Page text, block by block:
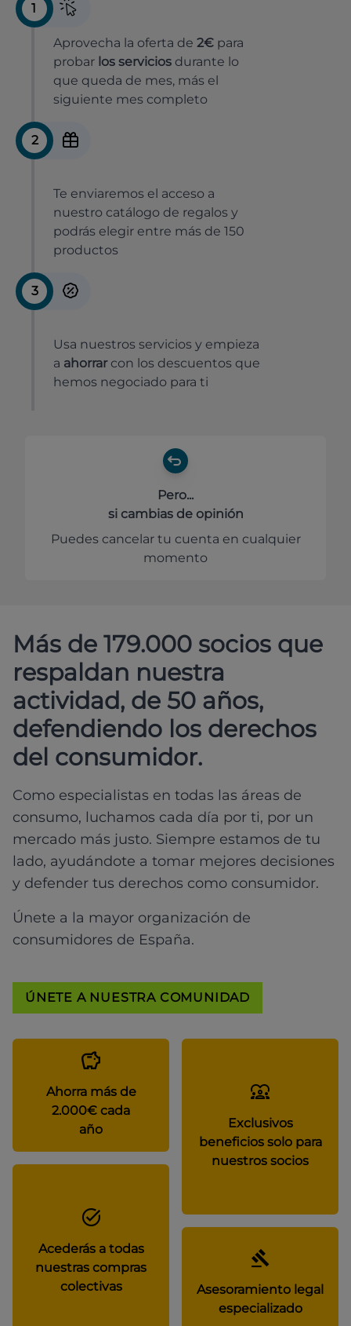
1
Aprovecha la oferta de 2€ para
probar los servicios durante lo
que queda de mes, más el
siguiente mes completo
2
Te enviaremos el acceso a
nuestro catálogo de regalos y
podrás elegir entre más de 150
productos
3
Usa nuestros servicios y empieza
a ahorrar con los descuentos que
hemos negociado para ti
Pero...
si cambias de opinión
Puedes cancelar tu cuenta en cualquier
momento
Más de 179.000 socios que
respaldan nuestra
actividad, de 50 años,
defendiendo los derechos
del consumidor.
Como especialistas en todas las áreas de
consumo, luchamos cada día por ti, por un
mercado más justo. Siempre estamos de tu
lado, ayudándote a tomar mejores decisiones
y defender tus derechos como consumidor.
Únete a la mayor organización de
consumidores de España.
ÚNETE A NUESTRA COMUNIDAD
Ahorra más de
2.000€ cada
año
Exclusivos
beneficios solo para
nuestros socios
Acederás a todas
nuestras compras
colectivas
Asesoramiento legal
especializado